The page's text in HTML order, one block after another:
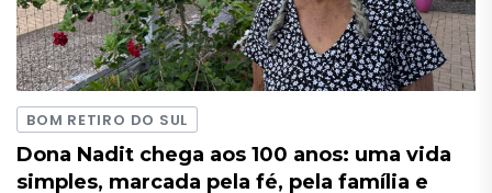
BOM RETIRO DO SUL
Dona Nadit chega aos 100 anos: uma vida
simples, marcada pela fé, pela família e